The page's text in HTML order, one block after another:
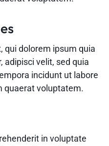
qui dolorem ipsum quia
adipisci velit, sed quia
incidunt ut labore
quaerat voluptatem.
in voluptate